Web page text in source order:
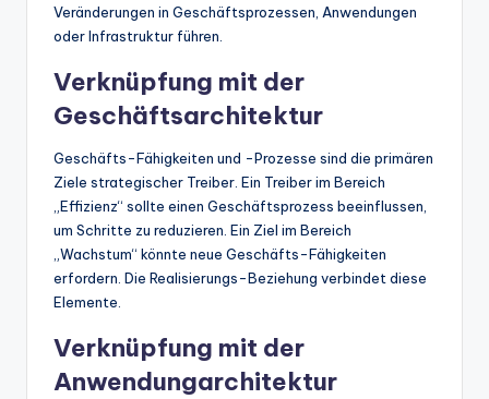
Veränderungen in Geschäftsprozessen, Anwendungen
oder Infrastruktur führen.
Verknüpfung mit der
Geschäftsarchitektur
Geschäfts-Fähigkeiten und -Prozesse sind die primären
Ziele strategischer Treiber. Ein Treiber im Bereich
„Effizienz“ sollte einen Geschäftsprozess beeinflussen,
um Schritte zu reduzieren. Ein Ziel im Bereich
„Wachstum“ könnte neue Geschäfts-Fähigkeiten
erfordern. Die Realisierungs-Beziehung verbindet diese
Elemente.
Verknüpfung mit der
Anwendungarchitektur